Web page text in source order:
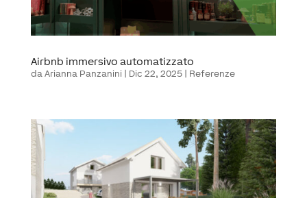
Airbnb immersivo automatizzato
da Arianna Panzanini| Dic 22, 2025| Referenze